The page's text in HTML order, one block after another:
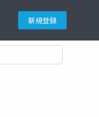
新規登録